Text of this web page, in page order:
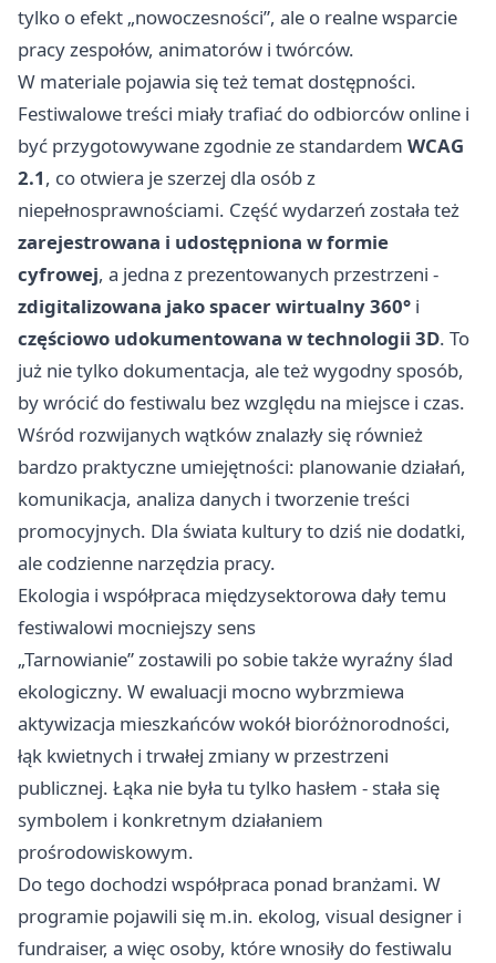
tylko o efekt „nowoczesności”, ale o realne wsparcie
pracy zespołów, animatorów i twórców.
W materiale pojawia się też temat dostępności.
Festiwalowe treści miały trafiać do odbiorców online i
być przygotowywane zgodnie ze standardem WCAG
2.1, co otwiera je szerzej dla osób z
niepełnosprawnościami. Część wydarzeń została też
zarejestrowana i udostępniona w formie
cyfrowej, a jedna z prezentowanych przestrzeni -
zdigitalizowana jako spacer wirtualny 360° i
częściowo udokumentowana w technologii 3D. To
już nie tylko dokumentacja, ale też wygodny sposób,
by wrócić do festiwalu bez względu na miejsce i czas.
Wśród rozwijanych wątków znalazły się również
bardzo praktyczne umiejętności: planowanie działań,
komunikacja, analiza danych i tworzenie treści
promocyjnych. Dla świata kultury to dziś nie dodatki,
ale codzienne narzędzia pracy.
Ekologia i współpraca międzysektorowa dały temu
festiwalowi mocniejszy sens
„Tarnowianie” zostawili po sobie także wyraźny ślad
ekologiczny. W ewaluacji mocno wybrzmiewa
aktywizacja mieszkańców wokół bioróżnorodności,
łąk kwietnych i trwałej zmiany w przestrzeni
publicznej. Łąka nie była tu tylko hasłem - stała się
symbolem i konkretnym działaniem
prośrodowiskowym.
Do tego dochodzi współpraca ponad branżami. W
programie pojawili się m.in. ekolog, visual designer i
fundraiser, a więc osoby, które wnosiły do festiwalu